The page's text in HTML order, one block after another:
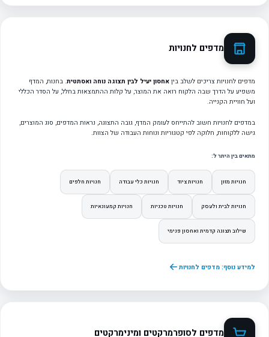
מדפים לחנויות
מדפים לחנויות צריכים לשלב בין אחסון יעיל לבין תצוגה נוחה ואסתטית. בחנות, המדף
משפיע על הדרך שבה הלקוח רואה את המוצר, על קלות ההתמצאות בחלל, על הסדר הכללי
ועל חוויית הקנייה.
במדפים לחנויות חשוב להתייחס לעומק המדף, גובה התצוגה, נראות המדפים, סוג המוצרים,
גישה ללקוחות, חלוקה לפי קטגוריות ונוחות העבודה של הצוות.
מתאים בין היתר ל:
חנויות מזון חנויות ציוד חנויות כלי עבודה חנויות חלפים
חנויות לבית ולעסק חנויות טכניות חנויות קמעונאיות
שילוב תצוגה קדמית ואחסון פנימי
למידע נוסף: מדפים לחנויות
מדפים לסופרמרקטים ומינימרקטים